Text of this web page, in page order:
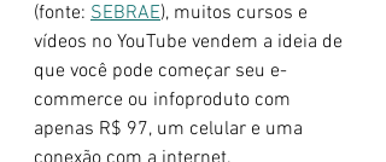
(fonte: SEBRAE), muitos cursos e
vídeos no YouTube vendem a ideia de
que você pode começar seu e-
commerce ou infoproduto com
apenas R$ 97, um celular e uma